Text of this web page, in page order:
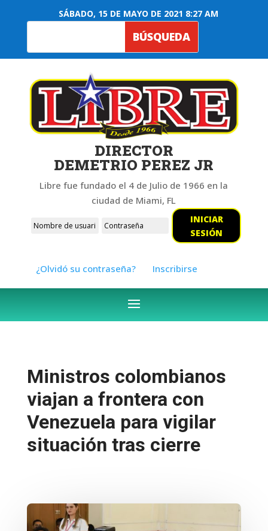
SÁBADO, 15 DE MAYO DE 2021 8:27 AM
DIRECTOR
DEMETRIO PEREZ JR
Libre fue fundado el 4 de Julio de 1966 en la
ciudad de Miami, FL
INICIAR
SESIÓN
¿Olvidó su contraseña? Inscribirse
Ministros colombianos
viajan a frontera con
Venezuela para vigilar
situación tras cierre